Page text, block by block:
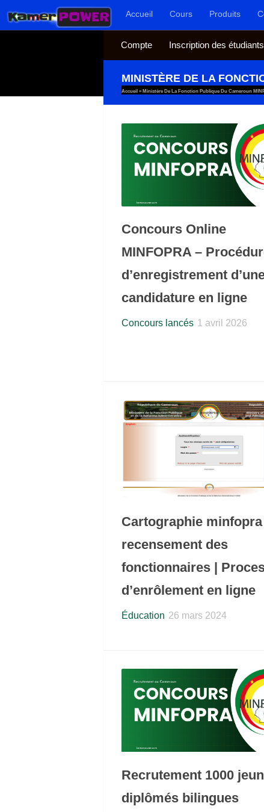
Au dessous du contenuAccueil Cours Produits
Compte Inscription des étudiants
MINISTÈRE DE LA
Accueil » Ministère De La Fonction Publique Du Cameroun
Concours Online
MINFOPRA –
d’enregistrement
candidature en ligne
Concours lancés 1 avril 2026
Cartographie minfopra
recensement des
fonctionnaires |
d’enrôlement en ligne
Éducation 26 mars 2024
Recrutement 1000
diplômés bilingues